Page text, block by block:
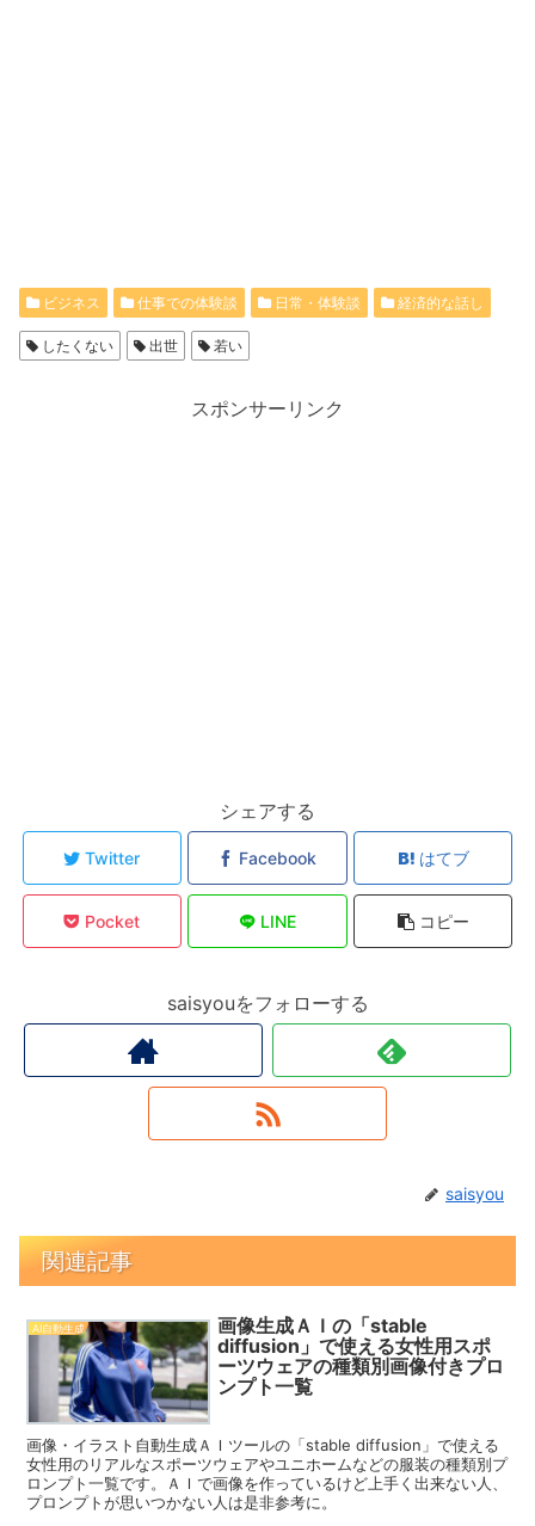
ビジネス 仕事での体験談 日常・体験談 経済的な話し
したくない 出世 若い
スポンサーリンク
シェアする
Twitter Facebook はてブ
Pocket LINE コピー
saisyouをフォローする
saisyou
関連記事
AI自動生成
画像生成ＡＩの「stable
diffusion」で使える女性用スポ
ーツウェアの種類別画像付きプロ
ンプト一覧
画像・イラスト自動生成ＡＩツールの「stable diffusion」で使える
女性用のリアルなスポーツウェアやユニホームなどの服装の種類別プ
ロンプト一覧です。ＡＩで画像を作っているけど上手く出来ない人、
プロンプトが思いつかない人は是非参考に。